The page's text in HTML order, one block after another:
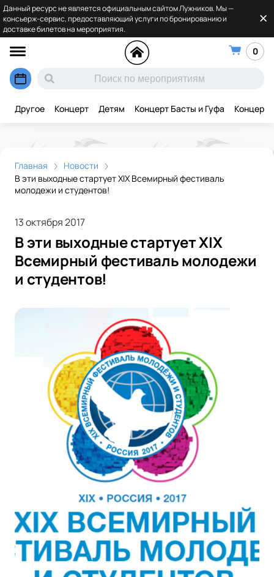
Данный ресурс не является официальным сайтом Лужников. Мы —
консьерж-сервис, предоставляющий услуги по бронированию и
доставке билетов на мероприятия.
0
Другое Концерт Детям Концерт Басты и Гуфа Концерт
Главная
Новости
В эти выходные стартует XIX Всемирный фестиваль
молодежи и студентов!
13 октября 2017
В эти выходные стартует XIX
Всемирный фестиваль молодежи
и студентов!